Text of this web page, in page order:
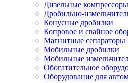
Дизельные компрессоры
Дробильно-
Конусные дробилки
Копровое и свайное
Магнитные сепараторы
Мобильные дробилки
Мобильные
Обогатительное
Оборудование для